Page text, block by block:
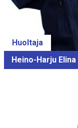
Huoltaja
Heino-Harju Elina